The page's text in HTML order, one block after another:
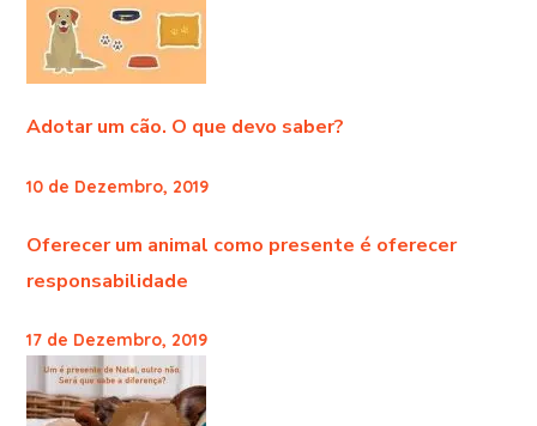
Adotar um cão. O que devo saber?
10 de Dezembro, 2019
Oferecer um animal como presente é oferecer
responsabilidade
17 de Dezembro, 2019